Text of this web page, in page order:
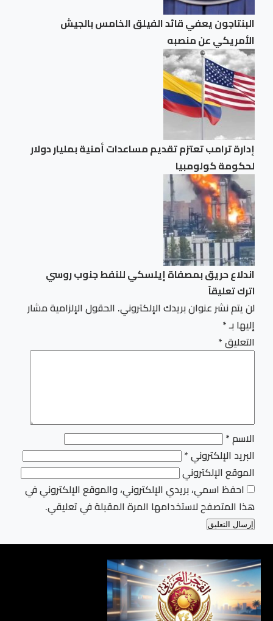
البنتاجون يعفي قائد الفيلق الخامس بالجيش
الأمريكي عن منصبه
إدارة ترامب تعتزم ⁠تقديم مساعدات ​أمنية بمليار ​دولار
لحكومة كولومبيا
اندلاع حريق بمصفاة إيلسكي للنفط جنوب روسي
اترك تعليقاً
لن يتم نشر عنوان بريدك الإلكتروني. الحقول الإلزامية مشار
إليها بـ*
التعليق*
الاسم*
البريد الإلكتروني*
الموقع الإلكتروني
احفظ اسمي، بريدي الإلكتروني، والموقع الإلكتروني في
هذا المتصفح لاستخدامها المرة المقبلة في تعليقي.